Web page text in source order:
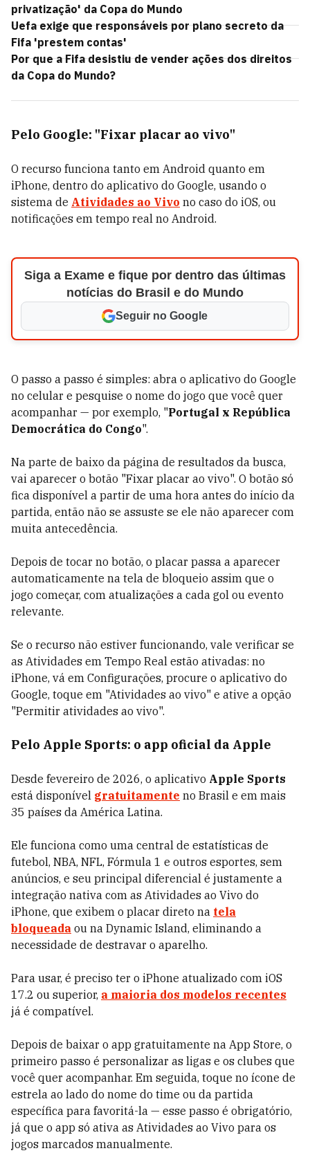
privatização' da Copa do Mundo
Uefa exige que responsáveis por plano secreto da
Fifa 'prestem contas'
Por que a Fifa desistiu de vender ações dos direitos
da Copa do Mundo?
Pelo Google: "Fixar placar ao vivo"
O recurso funciona tanto em Android quanto em
iPhone, dentro do aplicativo do Google, usando o
sistema de Atividades ao Vivo no caso do iOS, ou
notificações em tempo real no Android.
Siga a Exame e fique por dentro das últimas
notícias do Brasil e do Mundo
Seguir no Google
O passo a passo é simples: abra o aplicativo do Google
no celular e pesquise o nome do jogo que você quer
acompanhar — por exemplo, "Portugal x República
Democrática do Congo".
Na parte de baixo da página de resultados da busca,
vai aparecer o botão "Fixar placar ao vivo". O botão só
fica disponível a partir de uma hora antes do início da
partida, então não se assuste se ele não aparecer com
muita antecedência.
Depois de tocar no botão, o placar passa a aparecer
automaticamente na tela de bloqueio assim que o
jogo começar, com atualizações a cada gol ou evento
relevante.
Se o recurso não estiver funcionando, vale verificar se
as Atividades em Tempo Real estão ativadas: no
iPhone, vá em Configurações, procure o aplicativo do
Google, toque em "Atividades ao vivo" e ative a opção
"Permitir atividades ao vivo".
Pelo Apple Sports: o app oficial da Apple
Desde fevereiro de 2026, o aplicativo Apple Sports
está disponível gratuitamente no Brasil e em mais
35 países da América Latina.
Ele funciona como uma central de estatísticas de
futebol, NBA, NFL, Fórmula 1 e outros esportes, sem
anúncios, e seu principal diferencial é justamente a
integração nativa com as Atividades ao Vivo do
iPhone, que exibem o placar direto na tela
bloqueada ou na Dynamic Island, eliminando a
necessidade de destravar o aparelho.
Para usar, é preciso ter o iPhone atualizado com iOS
17.2 ou superior, a maioria dos modelos recentes
já é compatível.
Depois de baixar o app gratuitamente na App Store, o
primeiro passo é personalizar as ligas e os clubes que
você quer acompanhar. Em seguida, toque no ícone de
estrela ao lado do nome do time ou da partida
específica para favoritá-la — esse passo é obrigatório,
já que o app só ativa as Atividades ao Vivo para os
jogos marcados manualmente.